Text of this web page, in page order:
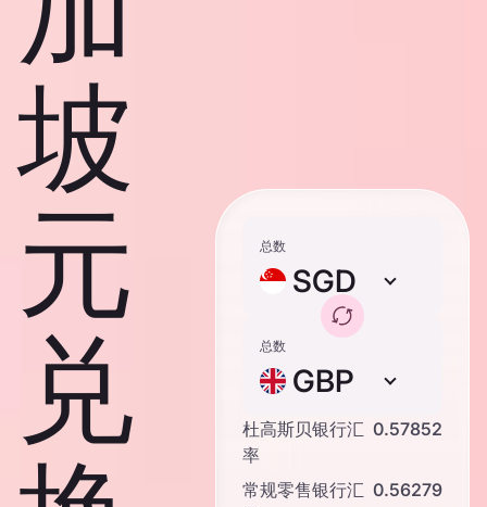
坡
元
兑
总数
SGD
总数
GBP
杜高斯贝银行汇
率
0.57852
常规零售银行汇 0.56279